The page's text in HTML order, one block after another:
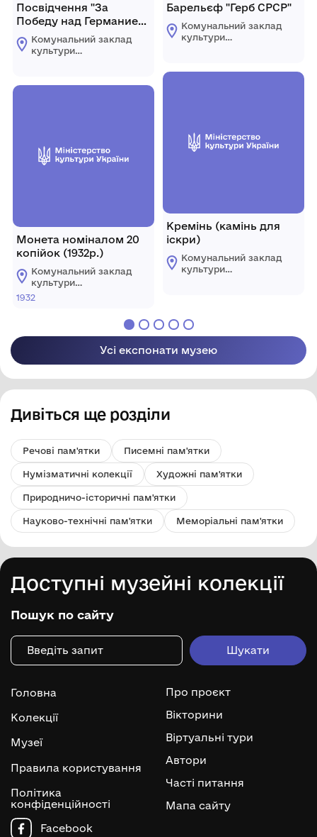
Посвідчення "За
Победу над Германией"
(Штаній Н.Г)
Комунальний заклад
культури
Царичанської
Монета номіналом 20
копійок (1932р.)
Комунальний заклад
культури
"Комплексний музей
1932
Барельєф "Герб СРСР"
Комунальний заклад
культури
Царичанської
Кремінь (камінь для
іскри)
Комунальний заклад
культури
Усі експонати музею
Дивіться ще розділи
Речові пам'ятки Писемні пам'ятки
Нумізматичні колекції Художні пам'ятки
Природничо-історичні пам'ятки
Науково-технічні пам'ятки Меморіальні пам'ятки
Доступні музейні колекції
Пошук по сайту
Головна
Колекції
Музеї
Правила користування
Політика
конфіденційності
Про проєкт
Вікторини
Віртуальні тури
Автори
Часті питання
Мапа сайту
Facebook